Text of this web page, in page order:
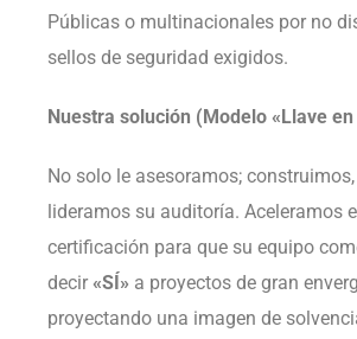
Públicas o multinacionales por no
sellos de seguridad exigidos.
Nuestra solución (Modelo «Llave
No solo le asesoramos;
lideramos su auditoría. Aceleramos
certificación para que su equipo
decir «SÍ» a proyectos de gran
proyectando una imagen de